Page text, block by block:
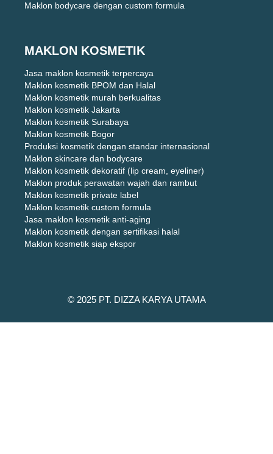
Maklon bodycare dengan custom formula
MAKLON KOSMETIK
Jasa maklon kosmetik terpercaya
Maklon kosmetik BPOM dan Halal
Maklon kosmetik murah berkualitas
Maklon kosmetik Jakarta
Maklon kosmetik Surabaya
Maklon kosmetik Bogor
Produksi kosmetik dengan standar internasional
Maklon skincare dan bodycare
Maklon kosmetik dekoratif (lip cream, eyeliner)
Maklon produk perawatan wajah dan rambut
Maklon kosmetik private label
Maklon kosmetik custom formula
Jasa maklon kosmetik anti-aging
Maklon kosmetik dengan sertifikasi halal
Maklon kosmetik siap ekspor
© 2025 PT. DIZZA KARYA UTAMA